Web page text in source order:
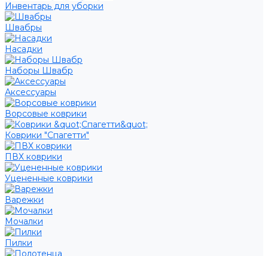
Инвентарь для уборки
Швабры
Насадки
Наборы Швабр
Аксессуары
Ворсовые коврики
Коврики "Спагетти"
ПВХ коврики
Уцененные коврики
Варежки
Мочалки
Пилки